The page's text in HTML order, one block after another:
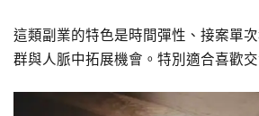
這類副業的特色是時間彈性、接案單
群與人脈中拓展機會。特別適合喜歡